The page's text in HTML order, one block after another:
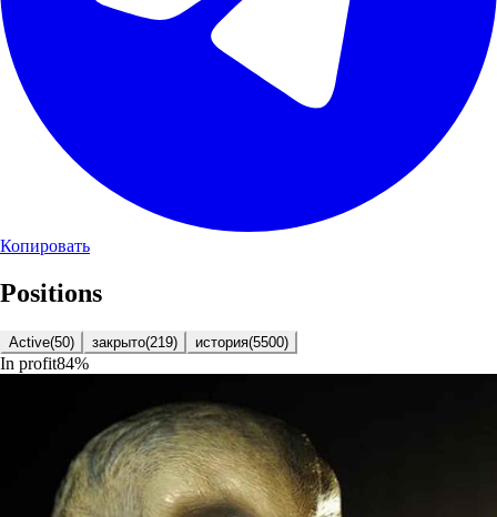
Копировать
Positions
Active(50) закрыто(219) история(5500)
In profit84%